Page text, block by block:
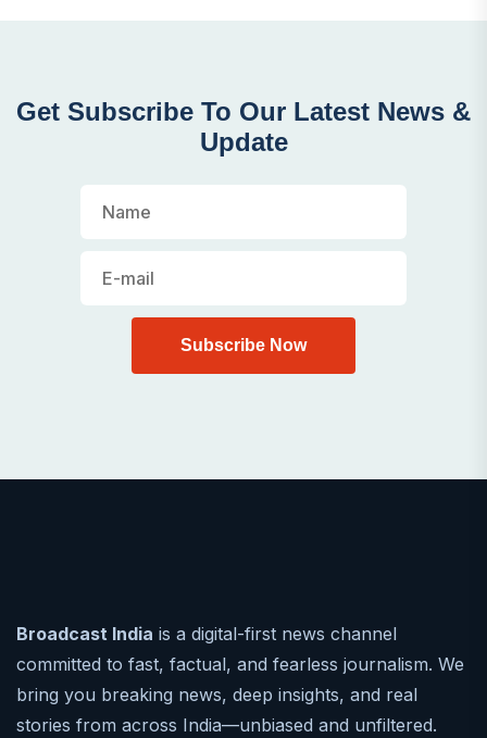
Get Subscribe To Our Latest News &
Update
Broadcast India is a digital-first news channel
committed to fast, factual, and fearless journalism. We
bring you breaking news, deep insights, and real
stories from across India—unbiased and unfiltered.